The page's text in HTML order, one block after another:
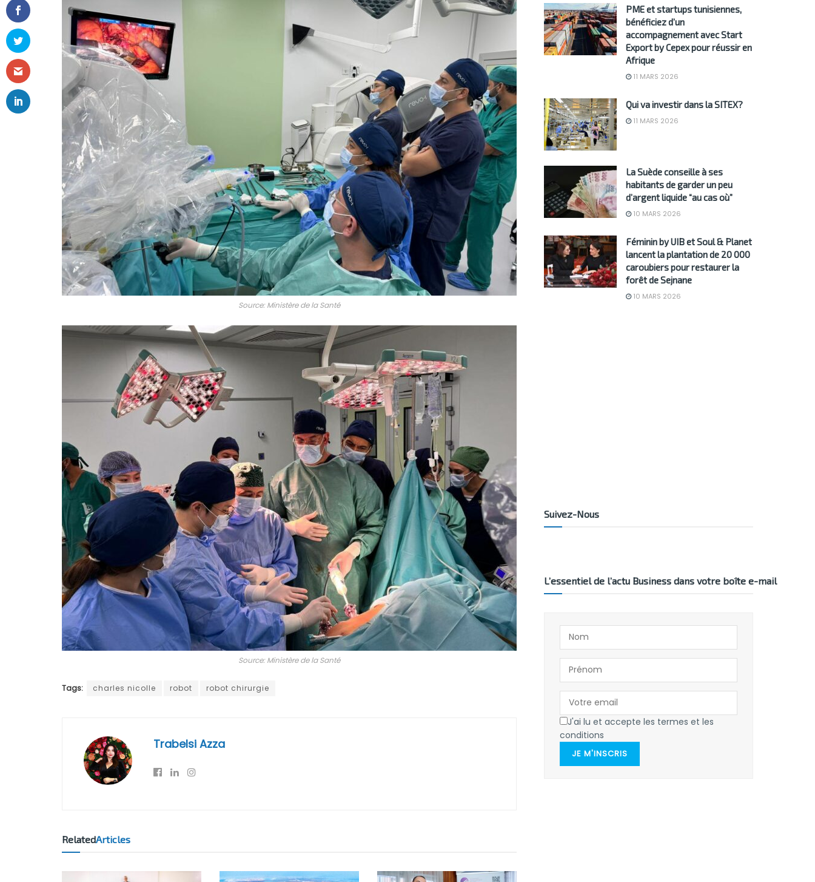
Source: Ministère de la Santé
Source: Ministère de la Santé
Tags: charles nicolle robot robot chirurgie
Trabelsi Azza
RelatedArticles
PME et startups tunisiennes,
bénéficiez d’un
accompagnement avec Start
Export by Cepex pour réussir en
Afrique
11 MARS 2026
Qui va investir dans la SITEX?
11 MARS 2026
La Suède conseille à ses
habitants de garder un peu
d’argent liquide “au cas où”
10 MARS 2026
Féminin by UIB et Soul & Planet
lancent la plantation de 20 000
caroubiers pour restaurer la
forêt de Sejnane
10 MARS 2026
Suivez-Nous
L’essentiel de l’actu Business dans votre boîte e-mail
J'ai lu et accepte les termes et les
conditions
JE M'INSCRIS